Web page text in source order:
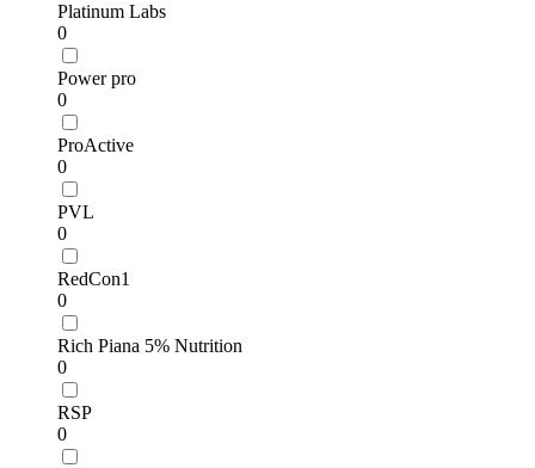
Platinum Labs
0
Power pro
0
ProActive
0
PVL
0
RedCon1
0
Rich Piana 5% Nutrition
0
RSP
0